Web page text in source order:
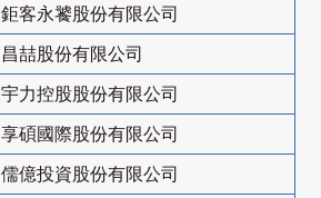
鉅客永饕股份有限公司
昌喆股份有限公司
宇力控股股份有限公司
享碩國際股份有限公司
儒億投資股份有限公司